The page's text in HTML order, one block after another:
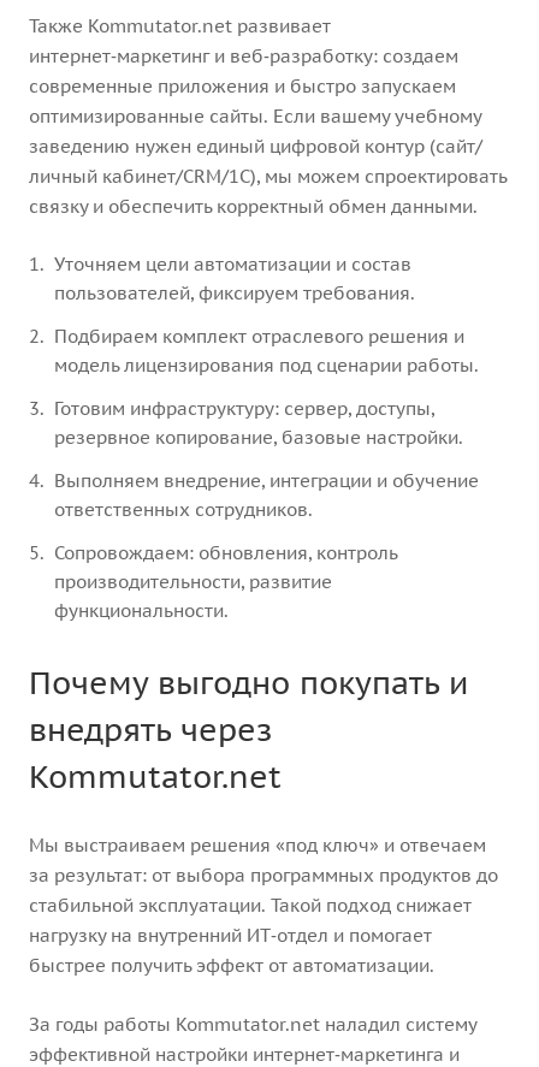
Также Kommutator.net развивает
интернет‑маркетинг и веб‑разработку: создаем
современные приложения и быстро запускаем
оптимизированные сайты. Если вашему учебному
заведению нужен единый цифровой контур (сайт/
личный кабинет/CRM/1С), мы можем спроектировать
связку и обеспечить корректный обмен данными.
Уточняем цели автоматизации и состав
пользователей, фиксируем требования.
Подбираем комплект отраслевого решения и
модель лицензирования под сценарии работы.
Готовим инфраструктуру: сервер, доступы,
резервное копирование, базовые настройки.
Выполняем внедрение, интеграции и обучение
ответственных сотрудников.
Сопровождаем: обновления, контроль
производительности, развитие
функциональности.
Почему выгодно покупать и
внедрять через
Kommutator.net
Мы выстраиваем решения «под ключ» и отвечаем
за результат: от выбора программных продуктов до
стабильной эксплуатации. Такой подход снижает
нагрузку на внутренний ИТ‑отдел и помогает
быстрее получить эффект от автоматизации.
За годы работы Kommutator.net наладил систему
эффективной настройки интернет‑маркетинга и